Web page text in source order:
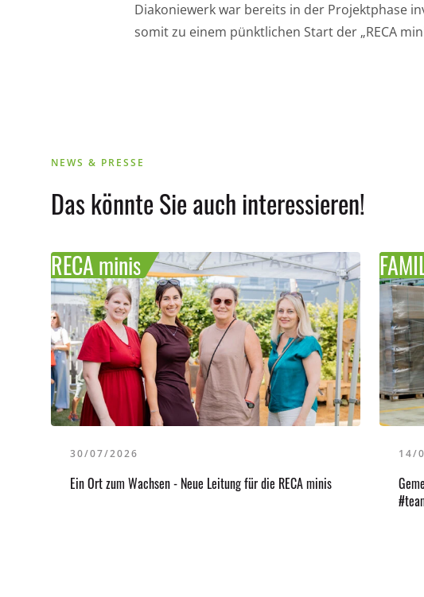
Diakoniewerk war bereits in der Projektphase
somit zu einem pünktlichen Start der „RECA
NEWS & PRESSE
Das könnte Sie auch interessieren!
RECA minis
30/07/2026
Ein Ort zum Wachsen - Neue Leitung für die RECA minis
14/